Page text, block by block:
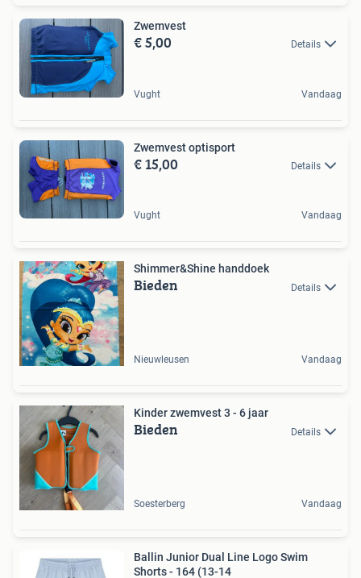
Zwemvest
€ 5,00 Details
Vught Vandaag
Zwemvest optisport
€ 15,00 Details
Vught Vandaag
Shimmer&Shine handdoek
Bieden Details
Nieuwleusen Vandaag
Kinder zwemvest 3 - 6 jaar
Bieden Details
Soesterberg Vandaag
Ballin Junior Dual Line Logo Swim
Shorts - 164 (13-14